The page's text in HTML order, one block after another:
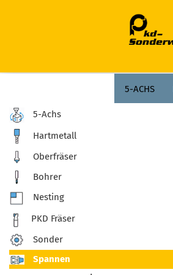
5-ACHS
5-Achs
Hartmetall
Oberfräser
Bohrer
Nesting
PKD Fräser
Sonder
Spannen